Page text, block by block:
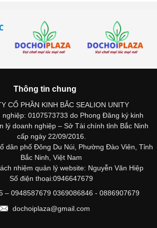
Thông tin chung
CỔ PHẦN KINH BẮC SEALION UNITY
nghiệp: 0107573733 do Phong Đăng ký kinh
lý doanh nghiệp – Sở Tài chính tỉnh Bắc Ninh
cấp ngày 22/09/2016.
dân phố Đông Du Núi, Phường Đào Viên, Tỉnh
Bắc Ninh, Việt Nam
nhiệm quản lý website: Nguyễn Văn Hiệp
Số điện thoại:0946647679
– 0948587679 0369086846 - 0886907679
dochoiplaza@gmail.com